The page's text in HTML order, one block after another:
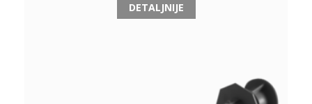
DETALJNIJE